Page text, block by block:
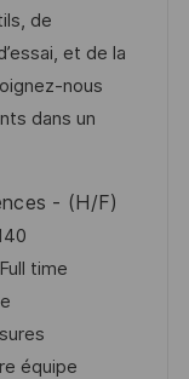
de
et de la
nous
dans un
- (H/F)
Full time
équipe